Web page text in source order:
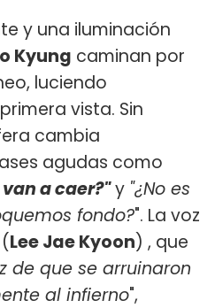
y una iluminación
Kyung caminan por
luciendo
vista. Sin
cambia
agudas como
a caer?"y "¿No es
fondo?". La voz
Lee Jae Kyoon) , que
de que se arruinaron
al infierno",